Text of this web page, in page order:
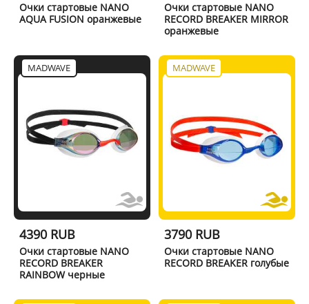
Очки стартовые NANO
AQUA FUSION оранжевые
Очки стартовые NANO
RECORD BREAKER MIRROR
оранжевые
MADWAVE
4390 RUB
Очки стартовые NANO
RECORD BREAKER
RAINBOW черные
MADWAVE
3790 RUB
Очки стартовые NANO
RECORD BREAKER голубые